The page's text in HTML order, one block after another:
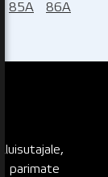
85A
86A
parimate